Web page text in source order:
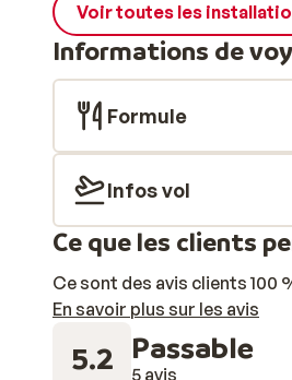
Voir toutes les
Informations de
Formule
Infos vol
Ce que les clients
Ce sont des avis clients 100
En savoir plus sur les avis
5.2 Passable
5 avis